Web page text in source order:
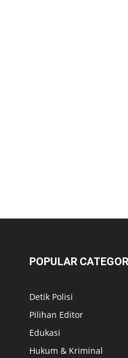
POPULAR
Detik Polisi
Pilihan Editor
Edukasi
Hukum & Kriminal